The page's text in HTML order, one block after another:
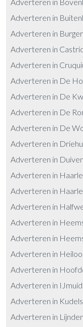
Adverteren in
Adverteren in
Adverteren in
Adverteren in
Adverteren in De
Adverteren in De
Adverteren in De
Adverteren in De
Adverteren in
Adverteren in
Adverteren in
Adverteren in
Adverteren in
Adverteren in
Adverteren in
Adverteren in Heiloo
Adverteren in
Adverteren in
Adverteren in
Adverteren in Lijnden